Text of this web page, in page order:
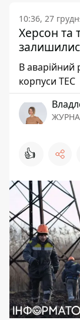
10:36, 27
Херсон та
В аварійний
корпуси ТЕС
👍